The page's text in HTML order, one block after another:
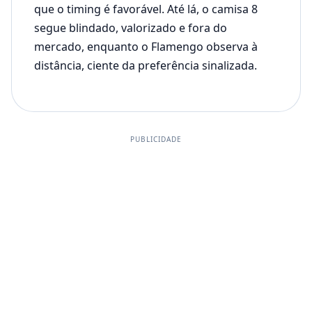
que o timing é favorável. Até lá, o camisa 8
segue blindado, valorizado e fora do
mercado, enquanto o Flamengo observa à
distância, ciente da preferência sinalizada.
PUBLICIDADE